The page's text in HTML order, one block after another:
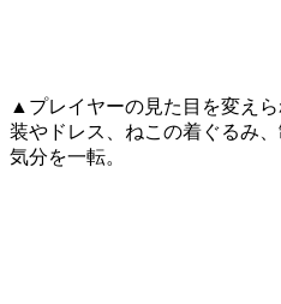
▲プレイヤーの見た目を変え
装やドレス、ねこの着ぐるみ
気分を一転。